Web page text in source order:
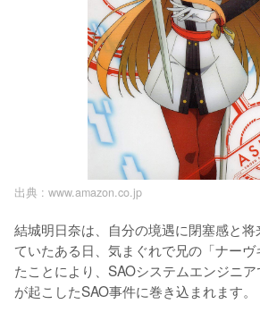
出典 : www.amazon.co.jp
結城明日奈は、自分の境遇に閉塞感と将
ていたある日、気まぐれで兄の「ナーヴ
たことにより、SAOシステムエンジニ
が起こしたSAO事件に巻き込まれます。